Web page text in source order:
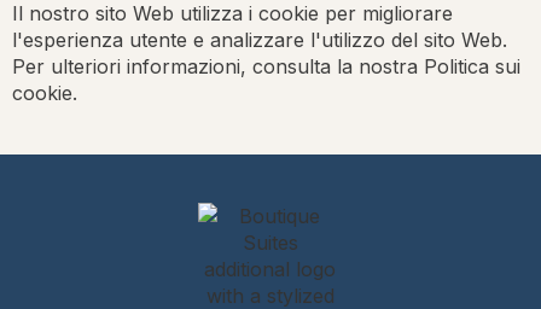
Il nostro sito Web utilizza i cookie per migliorare
l'esperienza utente e analizzare l'utilizzo del sito Web.
Per ulteriori informazioni, consulta la nostra Politica sui
cookie.